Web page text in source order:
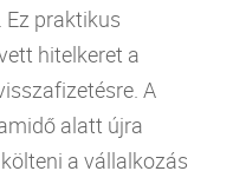
praktikus
hitelkeret a
A
alatt újra
a vállalkozás